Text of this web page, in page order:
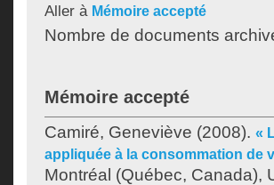
Aller à Mémoire accepté
Nombre de documents
Mémoire accepté
Camiré, Geneviève (2008). «
appliquée à la consommation de
Montréal (Québec, Canada),